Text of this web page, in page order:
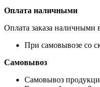
Оплата наличными
Оплата заказа наличными
При самовывозе со
Самовывоз
Самовывоз